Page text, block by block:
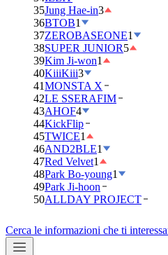
35Jung Hae-in3
36BTOB1
37ZEROBASEONE1
38SUPER JUNIOR5
39Kim Ji-won1
40KiiiKiii3
41MONSTA X
42LE SSERAFIM
43AHOF4
44KickFlip
45TWICE1
46AND2BLE1
47Red Velvet1
48Park Bo-young1
49Park Ji-hoon
50ALLDAY PROJECT
Cerca le informazioni che ti